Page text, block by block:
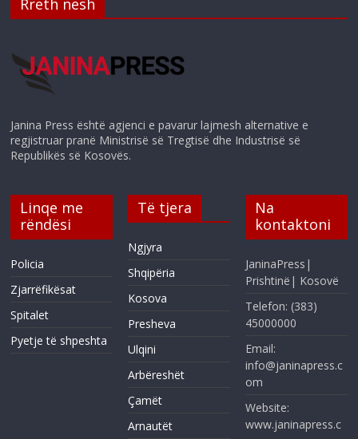
Rreth nesh
Janina Press është agjenci e pavarur lajmesh alternative e
regjistruar pranë Ministrisë së Tregtisë dhe Industrisë së
Republikës së Kosovës.
Linqe me
rëndësi
Policia
Zjarrëfikësat
Spitalet
Pyetje të shpeshta
Të tjera
Ngjyra
Shqipëria
Kosova
Presheva
Ulqini
Arbëreshët
Çamët
Arnautët
Na
kontaktoni
JaninaPress|
Prishtinë| Kosovë
Telefon: (383)
45000000
Email:
info@janinapress.c
om
Website:
www.janinapress.c